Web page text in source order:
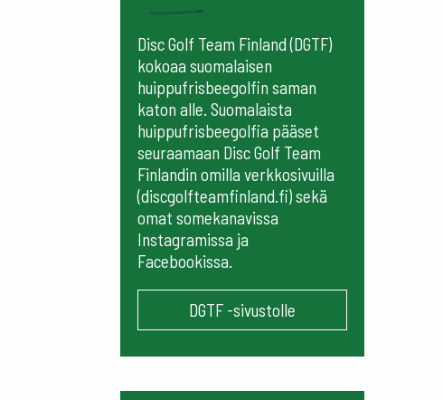
Disc Golf Team Finland (DGTF)
kokoaa suomalaisen
huippufrisbeegolfin saman
katon alle. Suomalaista
huippufrisbeegolfia pääset
seuraamaan Disc Golf Team
Finlandin omilla verkkosivuilla
(discgolfteamfinland.fi) sekä
omat somekanavissa
Instagramissa ja
Facebookissa.
DGTF -sivustolle